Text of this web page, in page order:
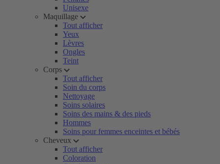
Unisexe
Maquillage
Tout afficher
Yeux
Lèvres
Ongles
Teint
Corps
Tout afficher
Soin du corps
Nettoyage
Soins solaires
Soins des mains & des pieds
Hommes
Soins pour femmes enceintes et bébés
Cheveux
Tout afficher
Coloration